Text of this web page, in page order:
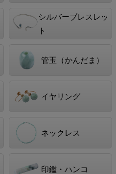
シルバーブレスレッ
ト
管玉（かんだま）
イヤリング
ネックレス
印鑑・ハンコ